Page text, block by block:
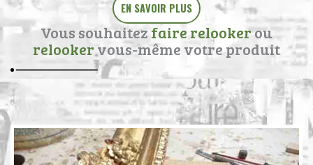
EN SAVOIR PLUS
Vous souhaitez faire relookerou
relookervous-même votre produit